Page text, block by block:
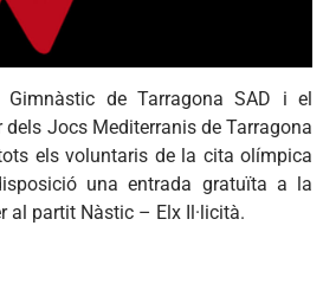
de Tarragona SAD i el
dels Jocs Mediterranis de Tarragona
els voluntaris de la cita olímpica
una entrada gratuïta a la
al partit Nàstic – Elx Il·licità.